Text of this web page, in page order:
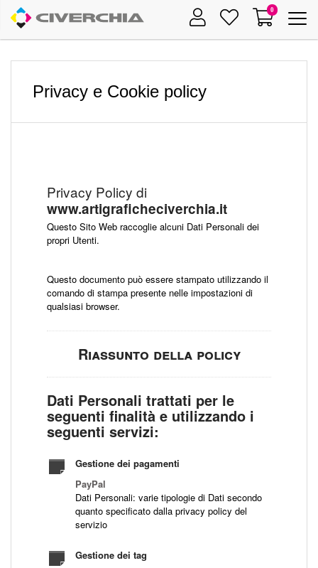
Toggle
0
Privacy e Cookie policy
Privacy Policy di
www.artigraficheciverchia.it
Questo Sito Web raccoglie alcuni Dati Personali dei
propri Utenti.
Questo documento può essere stampato utilizzando il
comando di stampa presente nelle impostazioni di
qualsiasi browser.
Riassunto della policy
Dati Personali trattati per le
seguenti finalità e utilizzando i
seguenti servizi:
Gestione dei pagamenti
PayPal
Dati Personali: varie tipologie di Dati secondo
quanto specificato dalla privacy policy del
servizio
Gestione dei tag